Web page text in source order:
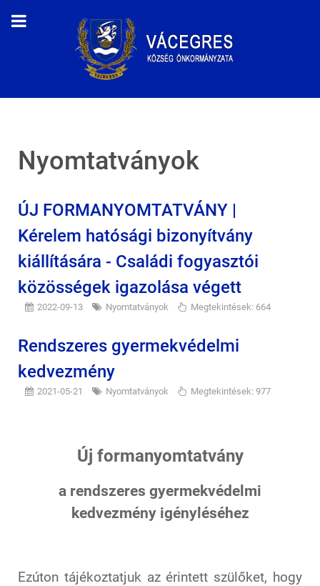
Nyomtatványok
ÚJ FORMANYOMTATVÁNY |
Kérelem hatósági bizonyítvány
kiállítására - Családi fogyasztói
közösségek igazolása végett
2022-09-13 Nyomtatványok Megtekintések: 664
Rendszeres gyermekvédelmi
kedvezmény
2021-05-21 Nyomtatványok Megtekintések: 977
Új formanyomtatvány
a rendszeres gyermekvédelmi
kedvezmény igényléséhez
Ezúton tájékoztatjuk az érintett szülőket, hogy